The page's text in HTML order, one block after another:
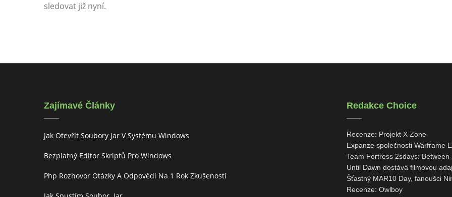
sledovat již nyní.
Zajímavé Články
Jak Otevřít Soubory Jar V Systému Windows
Bezplatný Editor Skriptů Pro Windows
Php Rozhovor Otázky A Odpovědi Na 1 Rok Zkušeností
Redakce Choice
Recenze: Projekt X Zone
Expanze společnosti Warframe
Team Fortress 2sdays: Between
Until Dawn dostává filmovou
Šťastný MAR10 Day, fanoušci
Recenze: Owlboy